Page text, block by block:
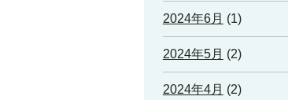
2024年6月 (1)
2024年5月 (2)
2024年4月 (2)